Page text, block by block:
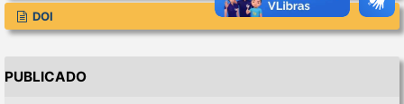
DOI
PUBLICADO